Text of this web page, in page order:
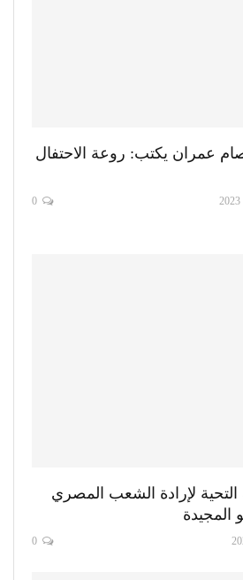
عمران يكتب: روعة الاحتفال
التحية لإرادة الشعب المصري
المجيدة